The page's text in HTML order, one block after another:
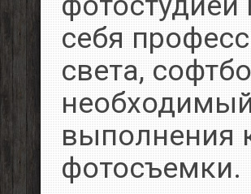
себя
света,
выполнения
фотосъемки.